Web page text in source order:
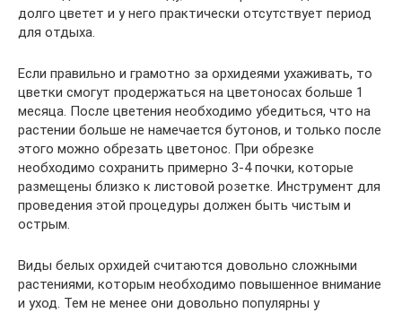
долго цветет и у него практически отсутствует период
для отдыха.
Если правильно и грамотно за орхидеями ухаживать, то
цветки смогут продержаться на цветоносах больше 1
месяца. После цветения необходимо убедиться, что на
растении больше не намечается бутонов, и только после
этого можно обрезать цветонос. При обрезке
необходимо сохранить примерно 3-4 почки, которые
размещены близко к листовой розетке. Инструмент для
проведения этой процедуры должен быть чистым и
острым.
Виды белых орхидей считаются довольно сложными
растениями, которым необходимо повышенное внимание
и уход. Тем не менее они довольно популярны у